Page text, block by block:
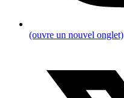
(ouvre un nouvel onglet)